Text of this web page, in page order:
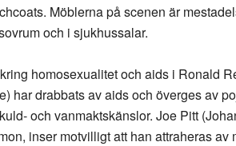
Möblerna på scenen är
och i sjukhussalar.
homosexualitet och aids i Ronald
har drabbats av aids och överges av
och vanmaktskänslor. Joe Pitt
inser motvilligt att han attraheras